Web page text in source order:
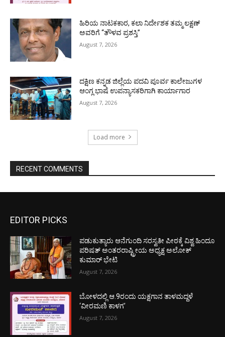
ಹಿರಿಯ ನಾಟಕಕಾರ, ಕಲಾ ನಿರ್ದೇಶಕ ತಮ್ಮ ಲಕ್ಷಣ್
ಅವರಿಗೆ “ತೌಳವ ಪ್ರಶಸ್ತಿ”
August 7, 2026
ದಕ್ಷಿಣ ಕನ್ನಡ ಜಿಲ್ಲೆಯ ಪದವಿ ಪೂರ್ವ ಕಾಲೇಜುಗಳ
ಆಂಗ್ಲ ಭಾಷೆ ಉಪನ್ಯಾಸಕರಿಗಾಗಿ ಕಾರ್ಯಾಗಾರ
August 7, 2026
Load more
RECENT COMMENTS
EDITOR PICKS
ಪಡುಕುತ್ಯಾರು ಆನೆಗುಂದಿ ಸರಸ್ವತೀ ಪೀಠಕ್ಕೆ ವಿಶ್ವ ಹಿಂದೂ
ಪರಿಷತ್ ಅಂತರರಾಷ್ಟ್ರೀಯ ಅಧ್ಯಕ್ಷ ಅಲೋಕ್
ಕುಮಾರ್ ಭೇಟಿ
August 7, 2026
ಬೋಳದಲ್ಲಿ ಆ.9ರಂದು ಯಕ್ಷಗಾನ ತಾಳಮದ್ದಳೆ
‘ವೀರಮಣಿ ಕಾಳಗ’
August 7, 2026